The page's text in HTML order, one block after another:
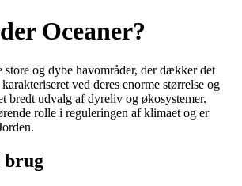
Oceaner?
store og dybe havområder, der dækker det
ved deres enorme størrelse og
bredt udvalg af dyreliv og økosystemer.
rolle i reguleringen af klimaet og er
brug